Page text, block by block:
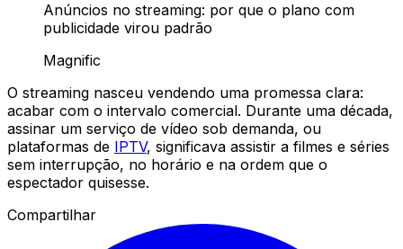
Anúncios no streaming: por que o plano com
publicidade virou padrão
Magnific
O streaming nasceu vendendo uma promessa clara:
acabar com o intervalo comercial. Durante uma década,
assinar um serviço de vídeo sob demanda, ou
plataformas de IPTV, significava assistir a filmes e séries
sem interrupção, no horário e na ordem que o
espectador quisesse.
Compartilhar